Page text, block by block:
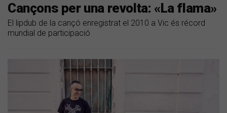
Cançons per una revolta: «La flama»
El lipdub de la cançó enregistrat el 2010 a Vic és récord
mundial de participació